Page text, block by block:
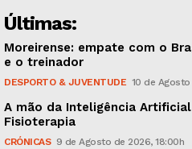
Últimas:
Moreirense: empate com o
e o treinador
DESPORTO & JUVENTUDE 10 de
A mão da Inteligência
Fisioterapia
CRÓNICAS 9 de Agosto de 2026, 18:00h